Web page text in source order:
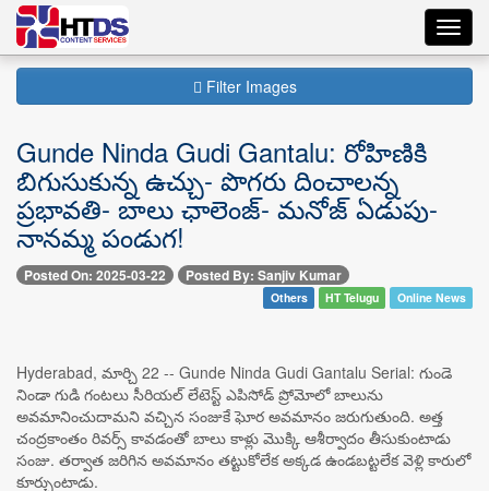
Filter Images
Gunde Ninda Gudi Gantalu: రోహిణికి
బిగుసుకున్న ఉచ్చు- పొగరు దించాలన్న
ప్రభావతి- బాలు ఛాలెంజ్- మనోజ్ ఏడుపు-
నానమ్మ పండుగ!
Posted On: 2025-03-22 Posted By: Sanjiv Kumar
Others HT Telugu Online News
Hyderabad, మార్చి 22 -- Gunde Ninda Gudi Gantalu Serial: గుండె
నిండా గుడి గంటలు సీరియల్‌ లేటెస్ట్ ఎపిసోడ్‌ ప్రోమోలో బాలును
అవమానించుదామని వచ్చిన సంజుకే ఘోర అవమానం జరుగుతుంది. అత్త
చంద్రకాంతం రివర్స్ కావడంతో బాలు కాళ్లు మొక్కి ఆశీర్వాదం తీసుకుంటాడు
సంజు. తర్వాత జరిగిన అవమానం తట్టుకోలేక అక్కడ ఉండబట్టలేక వెళ్లి కారులో
కూర్చుంటాడు.